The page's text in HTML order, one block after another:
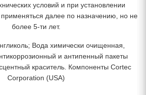
условий и при установлении
применяться далее по назначению, но не
более 5-ти лет.
Вода химически очищенная,
и антипенный пакеты
краситель. Компоненты Cortec
Corporation (USA)